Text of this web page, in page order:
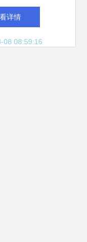
指智能无人飞
市场
详情
08 08:59:16